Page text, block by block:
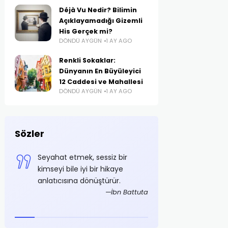
Déjà Vu Nedir? Bilimin
Açıklayamadığı Gizemli
His Gerçek mi?
DÖNDÜ AYGÜN 1 AY AGO
Renkli Sokaklar:
Dünyanın En Büyüleyici
12 Caddesi ve Mahallesi
DÖNDÜ AYGÜN 1 AY AGO
Sözler
Seyahat etmek, sessiz bir
kimseyi bile iyi bir hikaye
anlatıcısına dönüştürür.
İbn Battuta